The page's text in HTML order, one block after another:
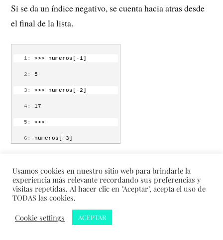
Si se da un índice negativo, se cuenta hacia atras desde
el final de la lista.
   1:
>>> numeros[-1]
   2:
5
   3:
>>> numeros[-2]
   4:
17
   5:
>>>
   6:
numeros[-3]
   8:
numeros[-1] es el
ultimo
   9:
elemento de la lista,
numeros[-2] es el penultimo,
y
para una lista:
jinetes = [
"hambre"
Usamos cookies en nuestro sitio web para brindarle la
experiencia más relevante recordando sus preferencias y
visitas repetidas. Al hacer clic en "Aceptar", acepta el uso de
TODAS las cookies.
Cookie settings
ACEPTAR